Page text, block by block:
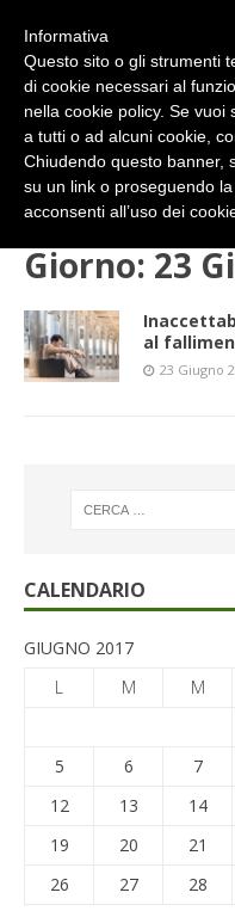
2017
Giorno: 23
al
23 Giugno
CALENDARIO
GIUGNO 2017
L
M M
5
6 7
12
13 14
19
20 21
26
27 28
Informativa
Questo sito o gli strumenti
di cookie necessari al
nella cookie policy. Se
a tutti o ad alcuni cookie,
Chiudendo questo banner,
su un link o proseguendo
acconsenti all’uso dei